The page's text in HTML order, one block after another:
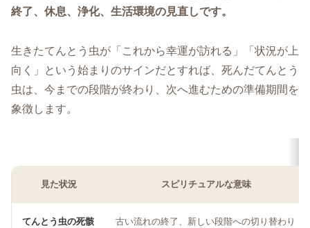
終了、休息、浄化、生活環境の見直しです。
生きたてんとう虫が「これから幸運が訪れる」「状況が上
向く」という始まりのサインだとすれば、死んだてんとう
虫は、今までの段階が終わり、次へ進むための準備期間を
象徴します。
見た状況 スピリチュアルな意味
てんとう虫の死骸 古い流れの終了、新しい段階への切り替わり